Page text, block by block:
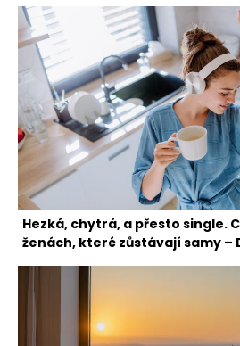
Hezká, chytrá, a přesto single.
ženách, které zůstávají samy –